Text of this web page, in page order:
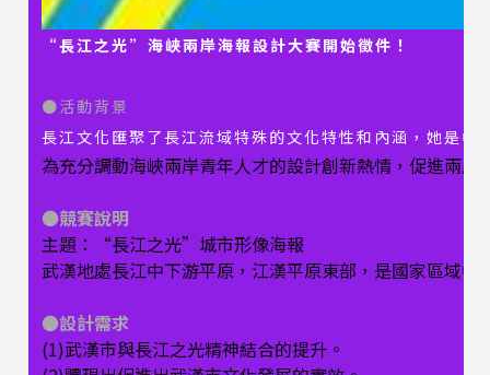
“長江之光”海峽兩岸海報設計大賽開始徵件！
●活動背景
長江文化匯聚了長江流域特殊的文化特性和內涵，她是
為充分調動海峽兩岸青年人才的設計創新熱情，促進兩
●競賽說明
主題：“長江之光”城市形像海報
武漢地處長江中下游平原，江漢平原東部，是國家區域
●設計需求
(1)武漢市與長江之光精神結合的提升。